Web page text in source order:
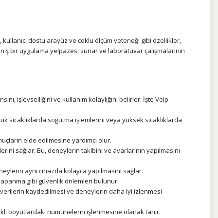
kullanıcı dostu arayüz ve çoklu ölçüm yeteneği gibi özellikler,
bir uygulama yelpazesi sunar ve laboratuvar çalışmalarının
işlevselliğini ve kullanım kolaylığını belirler. İşte Velp
sıcaklıklarda soğutma işlemlerini veya yüksek sıcaklıklarda
elde edilmesine yardımcı olur.
sağlar. Bu, deneylerin takibini ve ayarlarının yapılmasını
aynı cihazda kolayca yapılmasını sağlar.
gibi güvenlik önlemleri bulunur.
kaydedilmesi ve deneylerin daha iyi izlenmesi
boyutlardaki numunelerin işlenmesine olanak tanır.